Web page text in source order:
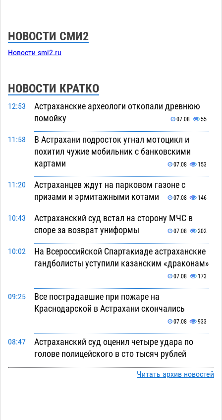
НОВОСТИ СМИ2
Новости smi2.ru
НОВОСТИ КРАТКО
12:53
Астраханские археологи откопали древнюю
помойку
07.08 55
11:58
В Астрахани подросток угнал мотоцикл и
похитил чужие мобильник с банковскими
картами
07.08 153
11:20
Астраханцев ждут на парковом газоне с
призами и эрмитажными котами
07.08 146
10:43
Астраханский суд встал на сторону МЧС в
споре за возврат униформы
07.08 202
10:02
На Всероссийской Спартакиаде астраханские
гандболисты уступили казанским «драконам»
07.08 173
09:25
Все пострадавшие при пожаре на
Краснодарской в Астрахани скончались
07.08 933
08:47
Астраханский суд оценил четыре удара по
голове полицейского в сто тысяч рублей
07.08 241
Читать архив новостей